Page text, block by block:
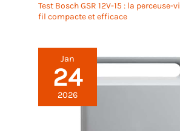
Test Bosch GSR 12V-15 : la perceuse-
fil compacte et efficace
Jan
24
2026